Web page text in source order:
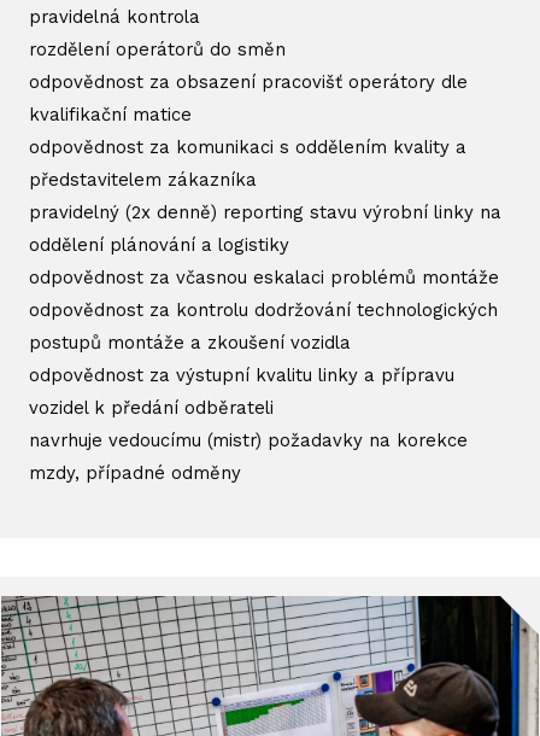
pravidelná kontrola
rozdělení operátorů do směn
odpovědnost za obsazení pracovišť operátory dle
kvalifikační matice
odpovědnost za komunikaci s oddělením kvality a
představitelem zákazníka
pravidelný (2x denně) reporting stavu výrobní linky na
oddělení plánování a logistiky
odpovědnost za včasnou eskalaci problémů montáže
odpovědnost za kontrolu dodržování technologických
postupů montáže a zkoušení vozidla
odpovědnost za výstupní kvalitu linky a přípravu
vozidel k předání odběrateli
navrhuje vedoucímu (mistr) požadavky na korekce
mzdy, případné odměny